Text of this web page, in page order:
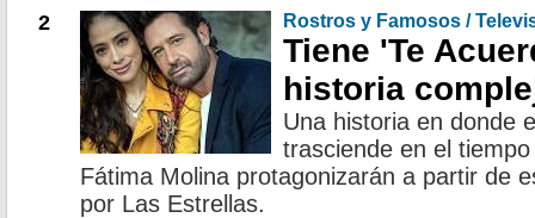
2 Rostros y Famosos /
Tiene 'Te
historia
Una historia en donde
trasciende en el
Fátima Molina protagonizarán a partir de
por Las Estrellas.